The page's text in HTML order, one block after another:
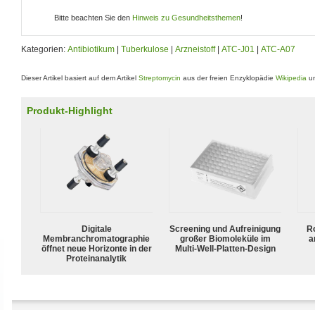
Bitte beachten Sie den Hinweis zu Gesundheitsthemen!
Kategorien: Antibiotikum Tuberkulose Arzneistoff| ATC-J01 ATC-A07
Dieser Artikel basiert auf dem Artikel Streptomycin aus der freien Enzyklopädie Wikipedia
Produkt-Highlight
Digitale
Membranchromatographie
öffnet neue Horizonte in der
Proteinanalytik
Screening und Aufreinigung
großer Biomoleküle im
Multi-Well-Platten-Design